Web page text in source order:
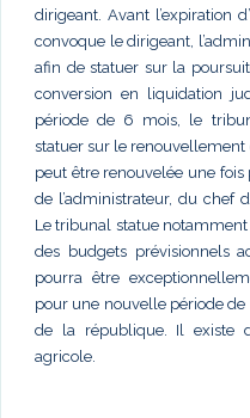
dirigeant. Avant l’expiration
convoque le dirigeant,
afin de statuer sur la
conversion en liquidation
période de 6 mois, le
statuer sur le renouvellement
peut être renouvelée une
de l’administrateur, du chef
Le tribunal statue
des budgets prévisionnels
pourra être
pour une nouvelle période
de la république. Il existe
agricole.